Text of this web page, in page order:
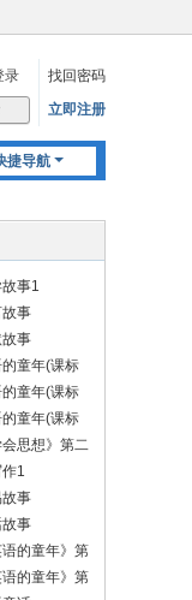
录
找回密码
立即注册
捷导航
事1
事
故事
童年(课标
) 童年(课标
) 童年(课标
)会思想》第二
1
事
事
语的童年》第
课文录音
语的童年》第